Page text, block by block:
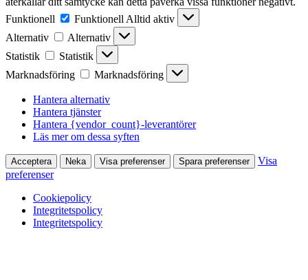
Funktionell
Funktionell Alltid aktiv
Alternativ
Alternativ
Statistik
Statistik
Marknadsföring
Marknadsföring
Hantera alternativ
Hantera tjänster
Hantera {vendor_count}-leverantörer
Läs mer om dessa syften
Acceptera Neka Visa preferenser Spara preferenser
Visa
preferenser
Cookiepolicy
Integritetspolicy
Integritetspolicy